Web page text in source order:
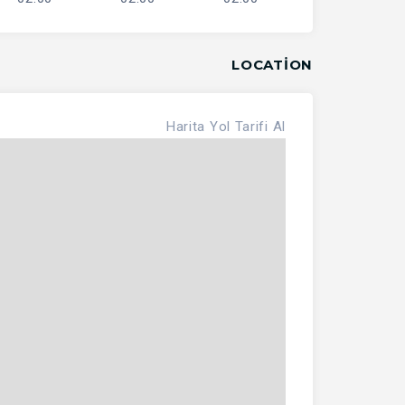
LOCATION
Harita Yol Tarifi Al